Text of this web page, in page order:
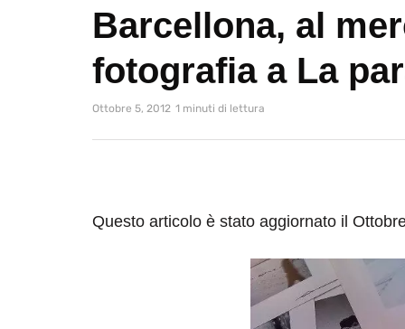
Barcellona, al
fotografia a La
Ottobre 5, 2012 1 minuti di lettura
Questo articolo è stato aggiornato il